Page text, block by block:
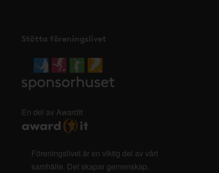
Stötta föreningslivet
En del av AwardIt
Föreningslivet är en viktig del av vårt
samhälle. Det skapar gemenskap,